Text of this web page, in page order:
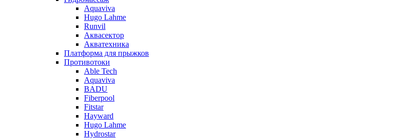
Aquaviva
Hugo Lahme
Runvil
Аквасектор
Акватехника
Платформа для прыжков
Противотоки
Able Tech
Aquaviva
BADU
Fiberpool
Fitstar
Hayward
Hugo Lahme
Hydrostar